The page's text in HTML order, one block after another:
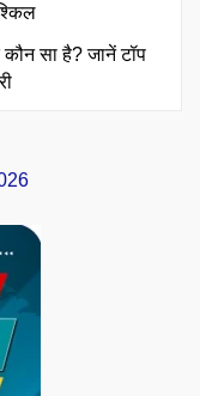
सा है? जानें टॉप